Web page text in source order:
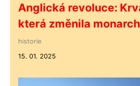
Anglická revoluce:
která změnila
historie
15. 01. 2025